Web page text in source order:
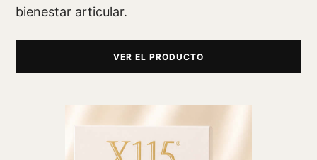
bienestar articular.
VER EL PRODUCTO